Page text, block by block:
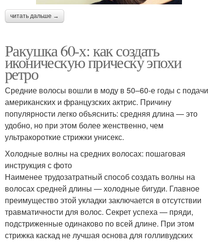
читать дальше →
Ракушка 60-х: как создать
иконическую прическу эпохи
ретро
Средние волосы вошли в моду в 50–60-е годы с подачи
американских и французских актрис. Причину
популярности легко объяснить: средняя длина — это
удобно, но при этом более женственно, чем
ультракороткие стрижки унисекс.
Холодные волны на средних волосах: пошаговая
инструкция с фото
Наименее трудозатратный способ создать волны на
волосах средней длины — холодные бигуди. Главное
преимущество этой укладки заключается в отсутствии
травматичности для волос. Секрет успеха — пряди,
подстриженные одинаково по всей длине. При этом
стрижка каскад не лучшая основа для голливудских